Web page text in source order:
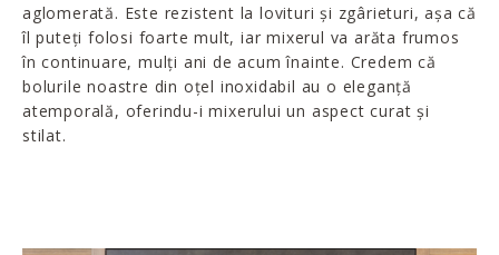
aglomerată. Este rezistent la lovituri și zgârieturi, așa că
îl puteți folosi foarte mult, iar mixerul va arăta frumos
în continuare, mulți ani de acum înainte. Credem că
bolurile noastre din oțel inoxidabil au o eleganță
atemporală, oferindu-i mixerului un aspect curat și
stilat.